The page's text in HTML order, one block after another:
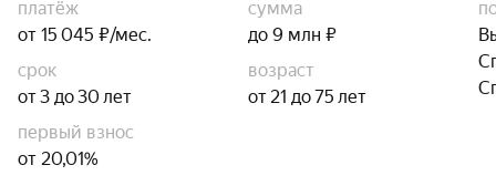
платёж
от 15 045 ₽/мес.
сумма
до 9 млн ₽
срок
от 3 до 30 лет
возраст
от 21 до 75 лет
первый взнос
от 20,01%